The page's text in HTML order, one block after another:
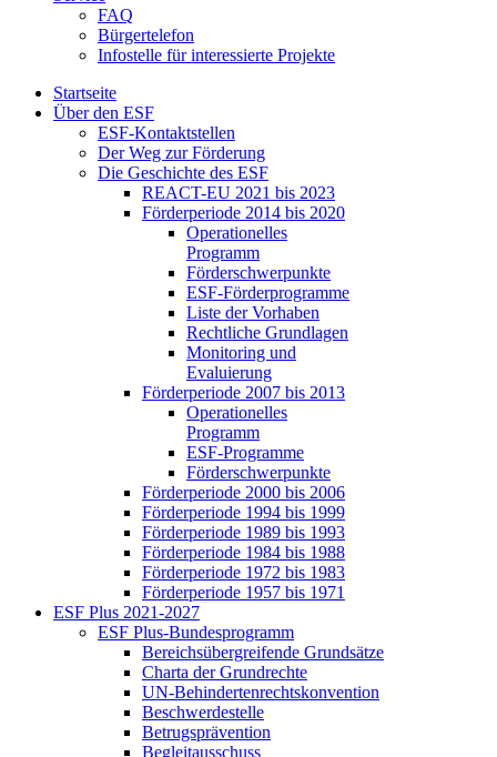
FAQ
Bür­ger­te­le­fon
In­fo­stel­le für in­ter­es­sier­te Pro­jek­te
Start­sei­te
Über den ESF
ESF-Kon­takt­stel­len
Der Weg zur För­de­rung
Die Ge­schich­te des ESF
RE­ACT-EU 2021 bis 2023
För­der­pe­ri­ode 2014 bis 2020
Ope­ra­tio­nel­les
Pro­gramm
För­der­schwer­punk­te
ESF-För­der­pro­gram­me
Lis­te der Vor­ha­ben
Recht­li­che Grund­la­gen
Mo­ni­to­ring und
Eva­lu­ie­rung
För­der­pe­ri­ode 2007 bis 2013
Ope­ra­tio­nel­les
Pro­gramm
ESF-Pro­gram­me
För­der­schwer­punk­te
För­der­pe­ri­ode 2000 bis 2006
För­der­pe­ri­ode 1994 bis 1999
För­der­pe­ri­ode 1989 bis 1993
För­der­pe­ri­ode 1984 bis 1988
För­der­pe­ri­ode 1972 bis 1983
För­der­pe­ri­ode 1957 bis 1971
ESF Plus 2021-2027
ESF Plus-Bun­des­pro­gramm
Be­reichs­über­grei­fen­de Grund­sät­ze
Char­ta der Grund­rech­te
UN-Be­hin­der­ten­rechts­kon­ven­ti­on
Be­schwer­de­stel­le
Be­trugs­prä­ven­ti­on
Be­glei­taus­schuss